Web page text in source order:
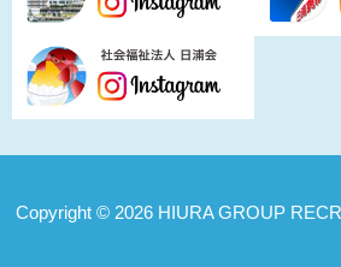
Copyright © 2026 HIURA GROUP